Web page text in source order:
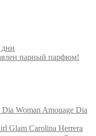
дни
парный парфюм!
Amouage Dia
Carolina Herrera